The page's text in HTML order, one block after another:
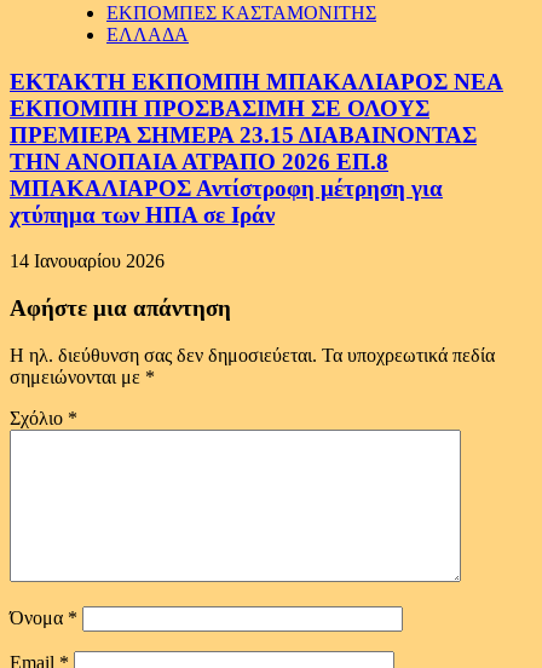
ΕΚΠΟΜΠΕΣ ΚΑΣΤΑΜΟΝΙΤΗΣ
ΕΛΛΑΔΑ
ΕΚΤΑΚΤΗ ΕΚΠΟΜΠΗ ΜΠΑΚΑΛΙΑΡΟΣ ΝΕΑ
ΕΚΠΟΜΠΗ ΠΡΟΣΒΑΣΙΜΗ ΣΕ ΟΛΟΥΣ
ΠΡΕΜΙΕΡΑ ΣΗΜΕΡΑ 23.15 ΔΙΑΒΑΙΝΟΝΤΑΣ
ΤΗΝ ΑΝΟΠΑΙΑ ΑΤΡΑΠΟ 2026 ΕΠ.8
ΜΠΑΚΑΛΙΑΡΟΣ Αντίστροφη μέτρηση για
χτύπημα των ΗΠΑ σε Ιράν
14 Ιανουαρίου 2026
Αφήστε μια απάντηση
Η ηλ. διεύθυνση σας δεν δημοσιεύεται. Τα υποχρεωτικά πεδία
σημειώνονται με *
Σχόλιο *
Όνομα *
Email *